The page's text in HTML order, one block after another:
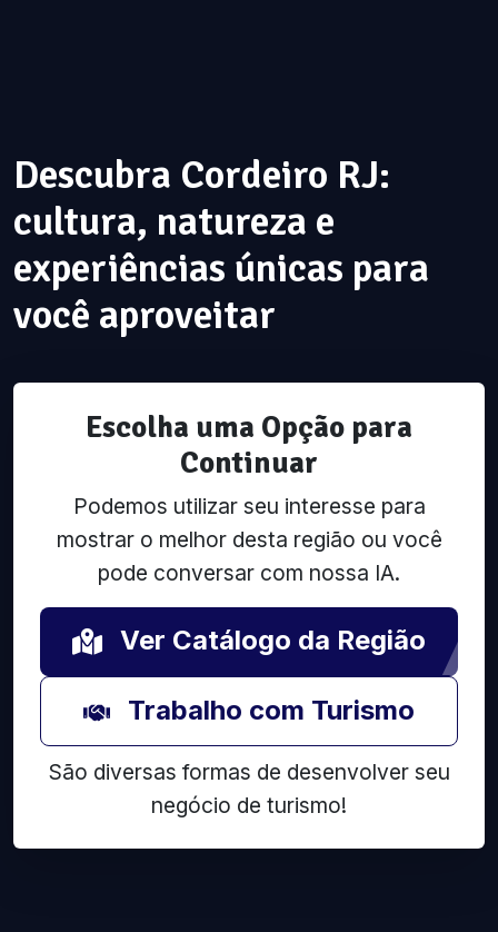
Descubra Cordeiro RJ:
cultura, natureza e
experiências únicas para
você aproveitar
Escolha uma Opção para
Continuar
Podemos utilizar seu interesse para
mostrar o melhor desta região ou você
pode conversar com nossa IA.
Ver Catálogo da Região
Trabalho com Turismo
São diversas formas de desenvolver seu
negócio de turismo!